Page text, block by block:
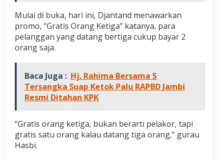
Mulai di buka, hari ini, Djantand menawarkan
promo, “Gratis Orang Ketiga” katanya, para
pelanggan yang datang bertiga cukup bayar 2
orang saja.
Baca Juga : Hj. Rahima Bersama 5
Tersangka Suap Ketok Palu RAPBD Jambi
Resmi Ditahan KPK
“Gratis orang ketiga, bukan berarti pelakor, tapi
gratis satu orang kalau datang tiga orang,” gurau
Hasbi.